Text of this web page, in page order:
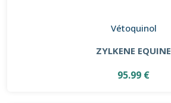
Vétoquinol
ZYLKENE EQUINE
95.99 €